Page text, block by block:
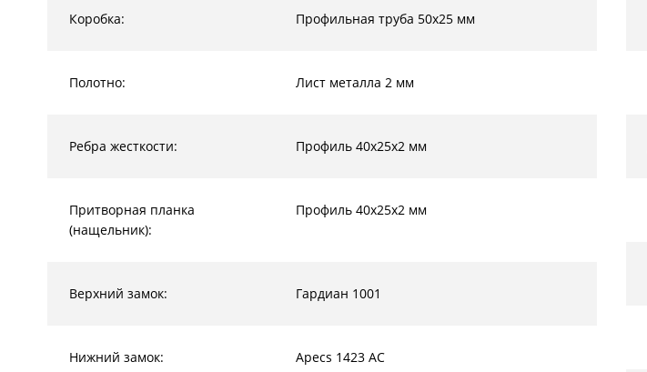
Коробка: Профильная труба 50х25 мм
Полотно: Лист металла 2 мм
Ребра жесткости: Профиль 40х25х2 мм
Притворная планка
(нащельник):
Профиль 40х25х2 мм
Верхний замок: Гардиан 1001
Нижний замок: Apecs 1423 AC